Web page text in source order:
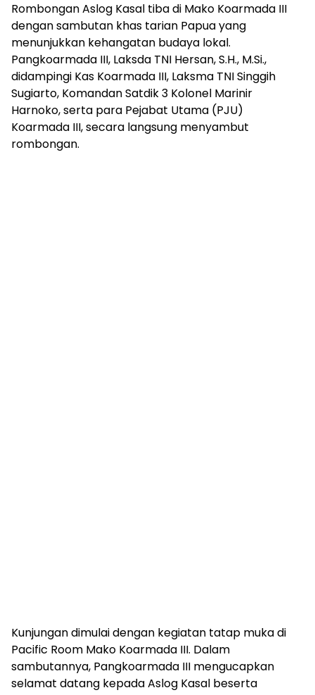
Rombongan Aslog Kasal tiba di Mako Koarmada III
dengan sambutan khas tarian Papua yang
menunjukkan kehangatan budaya lokal.
Pangkoarmada III, Laksda TNI Hersan, S.H., M.Si.,
didampingi Kas Koarmada III, Laksma TNI Singgih
Sugiarto, Komandan Satdik 3 Kolonel Marinir
Harnoko, serta para Pejabat Utama (PJU)
Koarmada III, secara langsung menyambut
rombongan.
Kunjungan dimulai dengan kegiatan tatap muka di
Pacific Room Mako Koarmada III. Dalam
sambutannya, Pangkoarmada III mengucapkan
selamat datang kepada Aslog Kasal beserta